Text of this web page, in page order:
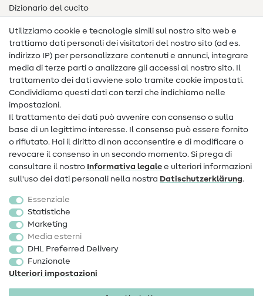
Dizionario del cucito
Nähanleitungen
Assistenza e contatto
Contatto
Informazioni sul nuovo proprietario
FAQ
Diritto di recesso
Popolare
Accessori cucito
Sale
Utilizziamo cookie e tecnologie simili sul nostro sito web e
trattiamo dati personali dei visitatori del nostro sito (ad es.
indirizzo IP) per personalizzare contenuti e annunci, integrare
media di terze parti o analizzare gli accessi al nostro sito. Il
trattamento dei dati avviene solo tramite cookie impostati.
Condividiamo questi dati con terzi che indichiamo nelle
impostazioni.
Il trattamento dei dati può avvenire con consenso o sulla
base di un legittimo interesse. Il consenso può essere fornito
o rifiutato. Hai il diritto di non acconsentire e di modificare o
revocare il consenso in un secondo momento. Si prega di
consultare il nostro Informativa legale e ulteriori informazioni
sull'uso dei dati personali nella nostra Dati­schutz­erklärung.
Essenziale
Statistiche
Marketing
Media esterni
DHL Preferred Delivery
Funzionale
Ulteriori impostazioni